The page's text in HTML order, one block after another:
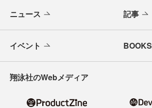
ニュース 記事
イベント BOOKS
翔泳社のWebメディア